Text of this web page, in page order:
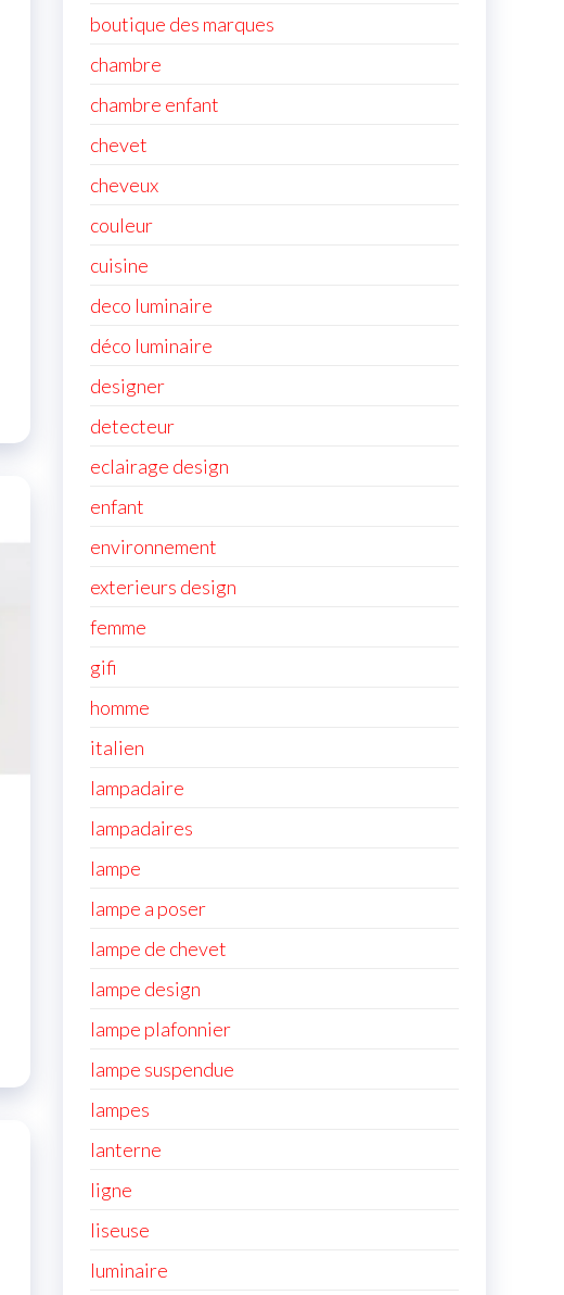
boutique des marques
chambre
chambre enfant
chevet
cheveux
couleur
cuisine
deco luminaire
déco luminaire
designer
detecteur
eclairage design
enfant
environnement
exterieurs design
femme
gifi
homme
italien
lampadaire
lampadaires
lampe
lampe a poser
lampe de chevet
lampe design
lampe plafonnier
lampe suspendue
lampes
lanterne
ligne
liseuse
luminaire